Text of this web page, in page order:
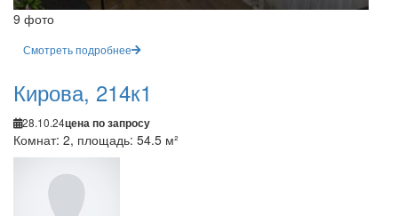
9 фото
Смотреть подробнее
Кирова, 214к1
28.10.24цена по запросу
Комнат: 2, площадь: 54.5 м²